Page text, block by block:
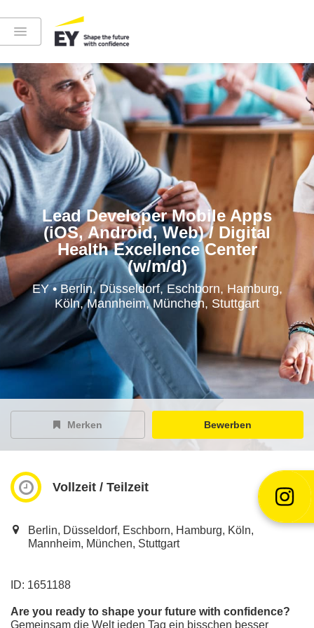
Instagram
LinkedIn
YouTube
Höre in die EY-Welt rein
EY Careers Spotlight
der Karriere-Podcast
EY Joblight
Lead Developer Mobile Apps
(iOS, Android, Web) / Digital
Health Excellence Center
(w/m/d)
EY • Berlin, Düsseldorf, Eschborn, Hamburg,
Köln, Mannheim, München, Stuttgart
Merken Bewerben
Vollzeit / Teilzeit
Berlin, Düsseldorf, Eschborn, Hamburg, Köln,
Mannheim, München, Stuttgart
ID: 1651188
Are you ready to shape your future with confidence?
Gemeinsam die Welt jeden Tag ein bisschen besser